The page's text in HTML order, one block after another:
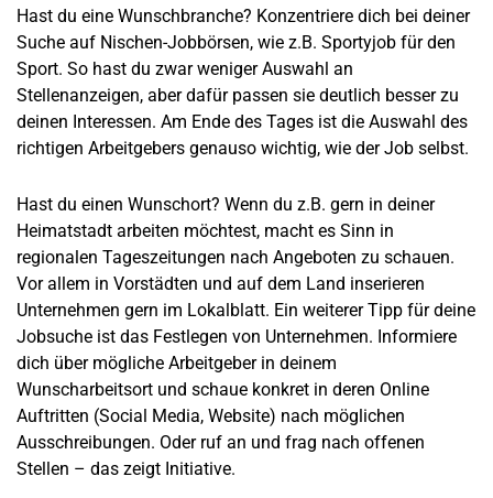
Hast du eine Wunschbranche? Konzentriere dich bei deiner
Suche auf Nischen-Jobbörsen, wie z.B. Sportyjob für den
Sport. So hast du zwar weniger Auswahl an
Stellenanzeigen, aber dafür passen sie deutlich besser zu
deinen Interessen. Am Ende des Tages ist die Auswahl des
richtigen Arbeitgebers genauso wichtig, wie der Job selbst.
Hast du einen Wunschort? Wenn du z.B. gern in deiner
Heimatstadt arbeiten möchtest, macht es Sinn in
regionalen Tageszeitungen nach Angeboten zu schauen.
Vor allem in Vorstädten und auf dem Land inserieren
Unternehmen gern im Lokalblatt. Ein weiterer Tipp für deine
Jobsuche ist das Festlegen von Unternehmen. Informiere
dich über mögliche Arbeitgeber in deinem
Wunscharbeitsort und schaue konkret in deren Online
Auftritten (Social Media, Website) nach möglichen
Ausschreibungen. Oder ruf an und frag nach offenen
Stellen – das zeigt Initiative.